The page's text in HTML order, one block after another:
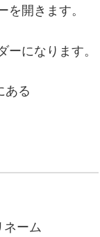
開きます。
になります。
ある
ネーム